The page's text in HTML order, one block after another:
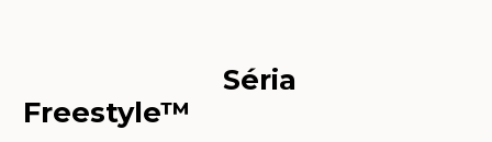
Séria
Freestyle™